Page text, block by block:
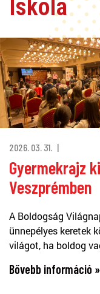
Iskola
2026. 03. 31.
Gyermekrajz
Veszprémben
A Boldogság
ünnepélyes keretek
világot, ha boldog
Bővebb információ »